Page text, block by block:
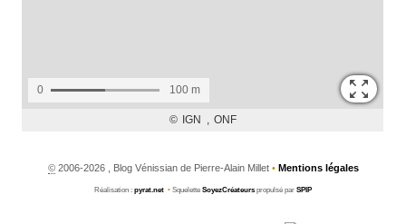
©2006-2026 , Blog Vénissian de Pierre-Alain Millet • Mentions légales
Réalisation : pyrat.net • Squelette SoyezCréateurs propulsé par SPIP